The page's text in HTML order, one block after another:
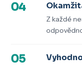
04
Z každé
05